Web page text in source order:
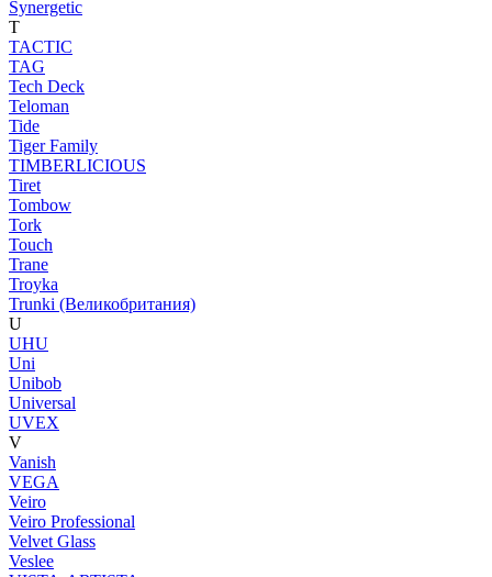
Synergetic
T
TACTIC
TAG
Tech Deck
Teloman
Tide
Tiger Family
TIMBERLICIOUS
Tiret
Tombow
Tork
Touch
Trane
Troyka
Trunki (Великобритания)
U
UHU
Uni
Unibob
Universal
UVEX
V
Vanish
VEGA
Veiro
Veiro Professional
Velvet Glass
Veslee